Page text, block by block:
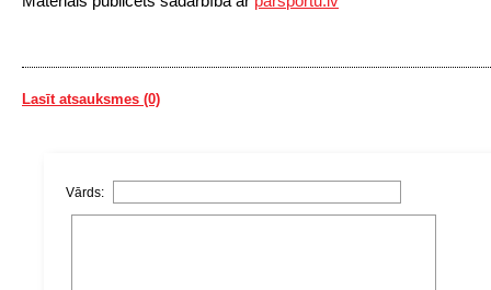
Lasīt atsauksmes (0)
Vārds: